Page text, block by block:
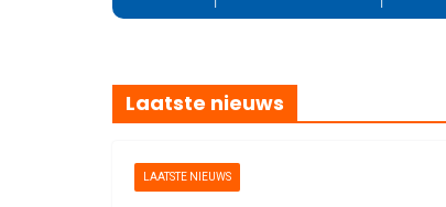
Laatste nieuws
LAATSTE NIEUWS